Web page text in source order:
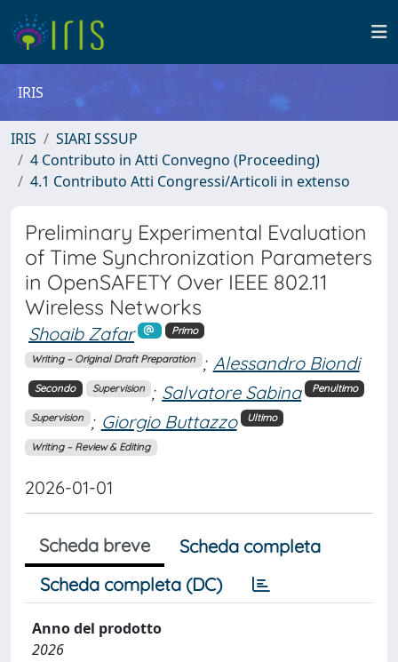
IRIS
IRIS
SIARI SSSUP
4 Contributo in Atti Convegno (Proceeding)
4.1 Contributo Atti Congressi/Articoli in extenso
Preliminary Experimental Evaluation
of Time Synchronization Parameters
in OpenSAFETY Over IEEE 802.11
Wireless Networks
Shoaib Zafar Primo
Writing – Original Draft Preparation ; Alessandro Biondi
Secondo Supervision ; Salvatore Sabina Penultimo
Supervision ; Giorgio Buttazzo Ultimo
Writing – Review & Editing
2026-01-01
Scheda breve
Scheda completa
Scheda completa (DC)
Anno del prodotto
2026